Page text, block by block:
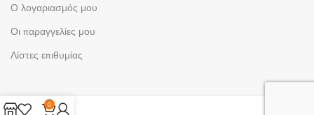
Ο λογαριασμός μου
Οι παραγγελίες μου
Λίστες επιθυμίας
0